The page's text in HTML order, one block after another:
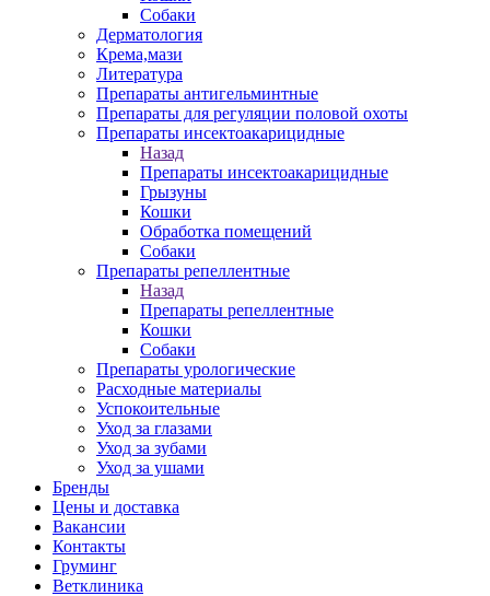
Собаки
Дерматология
Крема,мази
Литература
Препараты антигельминтные
Препараты для регуляции половой охоты
Препараты инсектоакарицидные
Назад
Препараты инсектоакарицидные
Грызуны
Кошки
Обработка помещений
Собаки
Препараты репеллентные
Назад
Препараты репеллентные
Кошки
Собаки
Препараты урологические
Расходные материалы
Успокоительные
Уход за глазами
Уход за зубами
Уход за ушами
Бренды
Цены и доставка
Вакансии
Контакты
Груминг
Ветклиника